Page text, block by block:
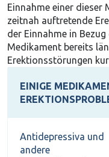
Einnahme einer dieser
zeitnah auftretende
der Einnahme in
Medikament bereits
Erektionsstörungen
EINIGE
Antidepressiva und
andere